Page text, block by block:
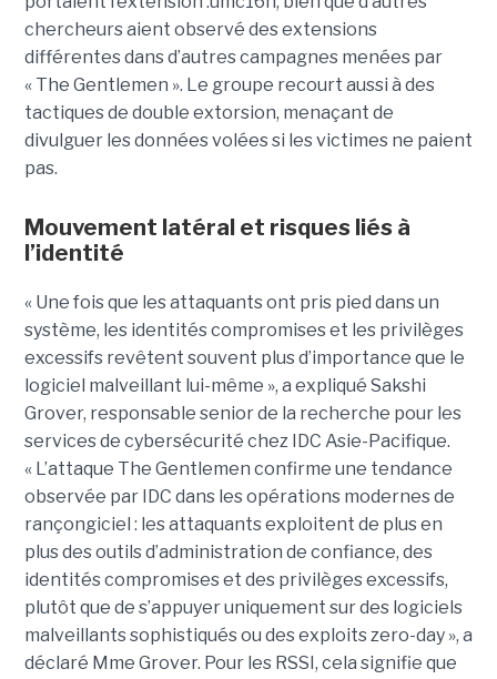
chercheurs aient observé des extensions
différentes dans d’autres campagnes menées par
« The Gentlemen ». Le groupe recourt aussi à des
tactiques de double extorsion, menaçant de
divulguer les données volées si les victimes ne paient
pas.
Mouvement latéral et risques liés à
l’identité
« Une fois que les attaquants ont pris pied dans un
système, les identités compromises et les privilèges
excessifs revêtent souvent plus d’importance que le
logiciel malveillant lui-même », a expliqué Sakshi
Grover, responsable senior de la recherche pour les
services de cybersécurité chez IDC Asie-Pacifique.
« L’attaque The Gentlemen confirme une tendance
observée par IDC dans les opérations modernes de
rançongiciel : les attaquants exploitent de plus en
plus des outils d’administration de confiance, des
identités compromises et des privilèges excessifs,
plutôt que de s’appuyer uniquement sur des logiciels
malveillants sophistiqués ou des exploits zero-day », a
déclaré Mme Grover. Pour les RSSI, cela signifie que